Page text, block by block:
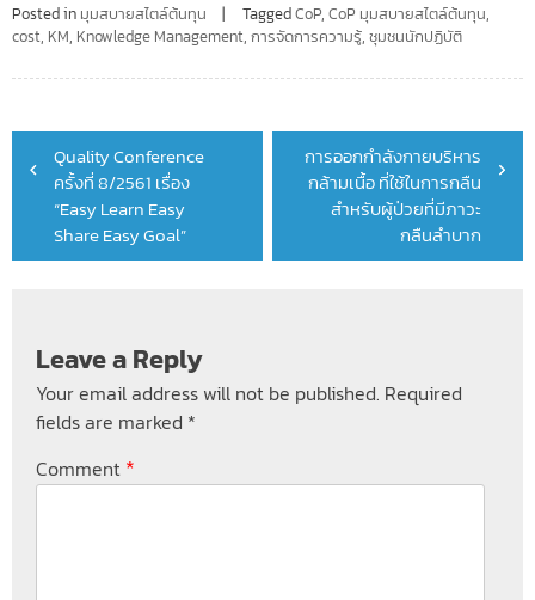
Posted in มุมสบายสไตล์ต้นทุน TaggedCoP, CoP มุมสบายสไตล์ต้นทุน,
cost, KM, Knowledge Management, การจัดการความรู้, ชุมชนนักปฏิบัติ
Post
navigation
Quality Conference
ครั้งที่ 8/2561 เรื่อง
“Easy Learn Easy
Share Easy Goal”
การออกกำลังกายบริหาร
กล้ามเนื้อ ที่ใช้ในการกลืน
สำหรับผู้ป่วยที่มีภาวะ
กลืนลำบาก
Leave a Reply
Your email address will not be published. Required
fields are marked *
Comment *